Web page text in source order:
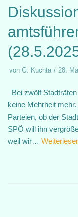
von G. Kuchta 28.
Bei zwölf
keine Mehrheit
Parteien, ob der
SPÖ will ihn
weil wir…